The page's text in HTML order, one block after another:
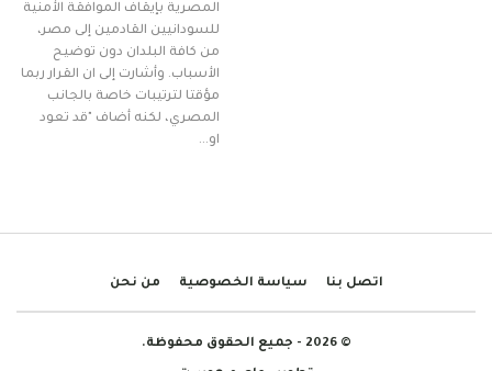
المصرية بإيقاف الموافقة الأمنية
للسودانيين القادمين إلى مصر،
من كافة البلدان دون توضيح
الأسباب. وأشارت إلى ان القرار ربما
مؤقتا لترتيبات خاصة بالجانب
المصري، لكنه أضاف "قد تعود
او…
اتصل بنا سياسة الخصوصية من نحن
© 2026 - جميع الحقوق محفوظة.